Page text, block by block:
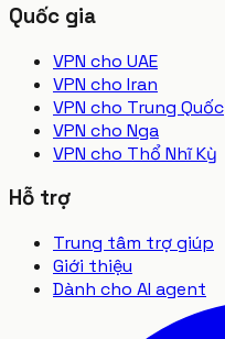
Quốc gia
VPN cho UAE
VPN cho Iran
VPN cho Trung Quốc
VPN cho Nga
VPN cho Thổ Nhĩ Kỳ
Hỗ trợ
Trung tâm trợ giúp
Giới thiệu
Dành cho AI agent